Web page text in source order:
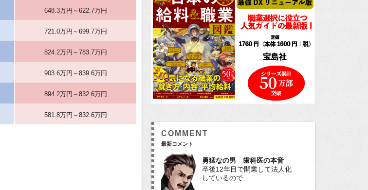
648.3万円～622.7万円
721.0万円～699.7万円
824.2万円～783.7万円
903.6万円～839.6万円
894.2万円～832.6万円
581.8万円～832.6万円
COMMENT
最新コメント
勇猛なの男 歯科医の本音
卒後12年目で開業して法人化
しているので…